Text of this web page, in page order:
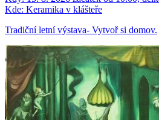
Kde: Keramika v klášteře
Tradiční letní výstava- Vytvoř si domov.